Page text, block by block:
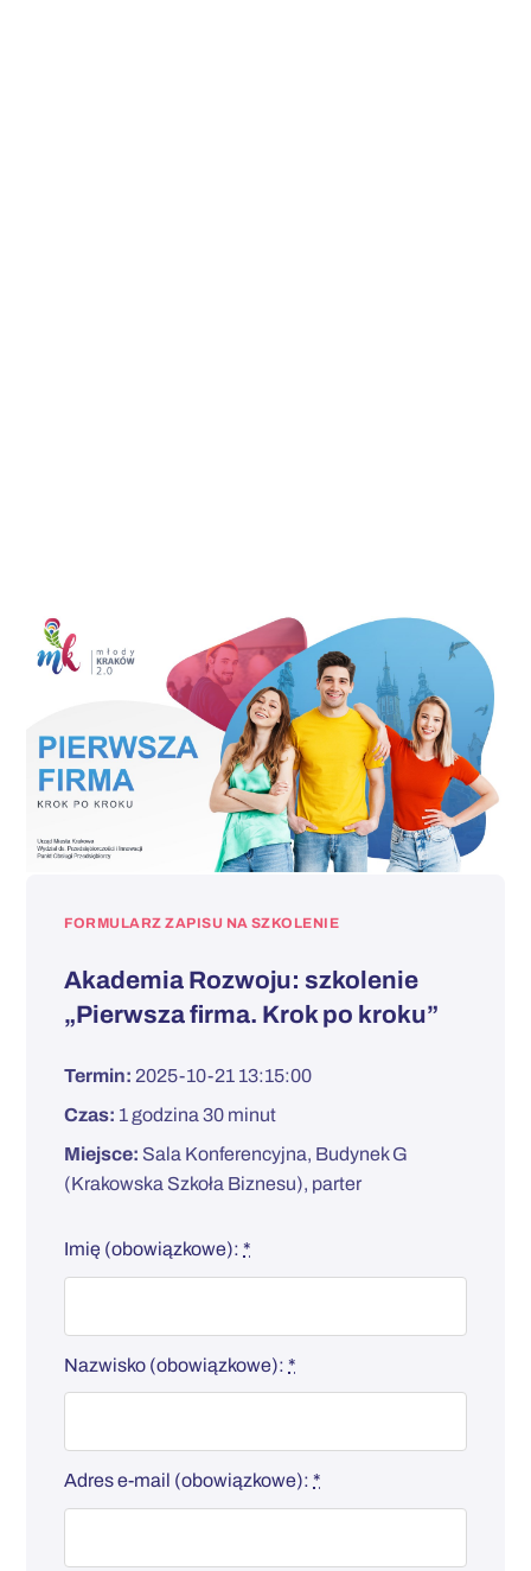
FORMULARZ ZAPISU NA SZKOLENIE
Akademia Rozwoju: szkolenie
„Pierwsza firma. Krok po kroku”
Termin:2025-10-21 13:15:00
Czas: 1 godzina 30 minut
Miejsce: Sala Konferencyjna, Budynek G
(Krakowska Szkoła Biznesu), parter
Imię (obowiązkowe):*
Nazwisko (obowiązkowe):*
Adres e-mail (obowiązkowe):*